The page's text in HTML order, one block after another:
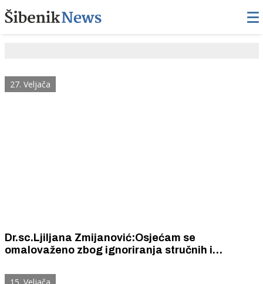
27. Veljača
Dr.sc.Ljiljana Zmijanović:Osjećam se
omalovaženo zbog ignoriranja stručnih i
15. Veljača